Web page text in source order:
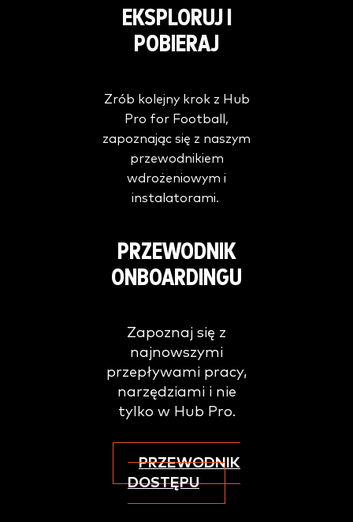
EKSPLORUJ I
POBIERAJ
Zrób kolejny krok z Hub
Pro for Football,
zapoznając się z naszym
przewodnikiem
wdrożeniowym i
instalatorami.
PRZEWODNIK
ONBOARDINGU
Zapoznaj się z
najnowszymi
przepływami pracy,
narzędziami i nie
tylko w Hub Pro.
PRZEWODNIK
DOSTĘPU